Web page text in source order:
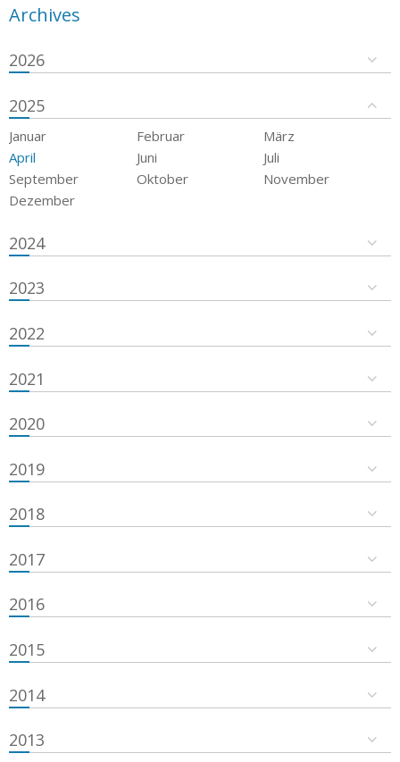
Archives
2026
2025
Januar Februar
März
April
Juni
Juli
September
Oktober
November
Dezember
2024
2023
2022
2021
2020
2019
2018
2017
2016
2015
2014
2013